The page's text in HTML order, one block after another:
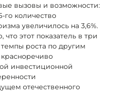
вызовы и возможности:
го количество
увеличилось на 3,6%.
этот показатель в три
роста по другим
инвестиционной
отечественного